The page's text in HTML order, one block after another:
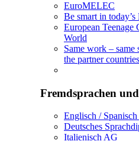
EuroMELEC
Be smart in
European Teenage
World
Same work –
the partner countries
Fremdsprachen
Englisch /
Deutsches
Italienisch AG